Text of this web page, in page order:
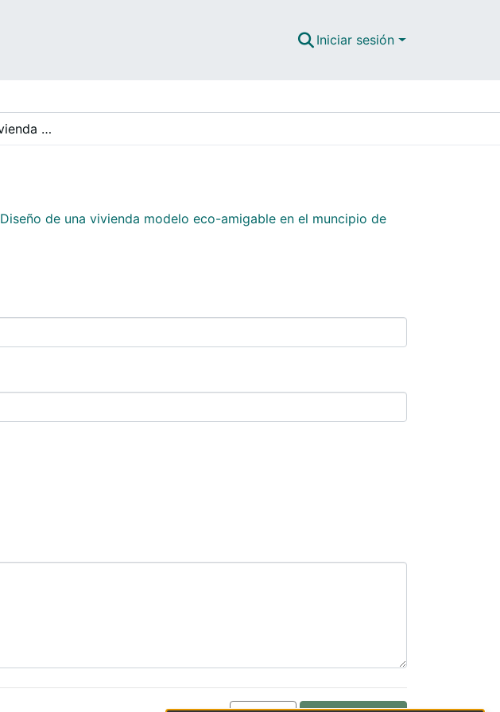
Iniciar sesión
Diseño de una vivienda modelo eco-amigable en el muncipio de Guaduas Cundinamarca
Diseño de una vivienda modelo eco-amigable en el muncipio de